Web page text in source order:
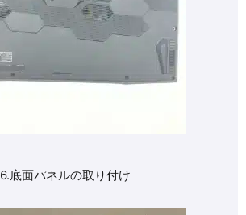
6.底面パネルの取り付け